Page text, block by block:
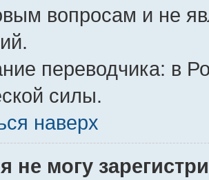
вопросам и не
переводчика: в
силы.
наверх
не могу